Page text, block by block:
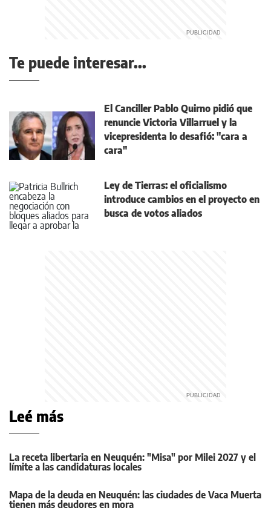
Te puede interesar...
El Canciller Pablo Quirno pidió que
renuncie Victoria Villarruel y la
vicepresidenta lo desafió: "cara a
cara"
Ley de Tierras: el oficialismo
introduce cambios en el proyecto en
busca de votos aliados
Leé más
La receta libertaria en Neuquén: "Misa" por Milei 2027 y el
límite a las candidaturas locales
Mapa de la deuda en Neuquén: las ciudades de Vaca Muerta
tienen más deudores en mora